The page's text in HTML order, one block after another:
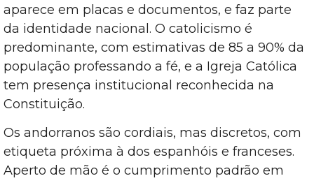
aparece em placas e documentos, e faz parte
da identidade nacional. O catolicismo é
predominante, com estimativas de 85 a 90% da
população professando a fé, e a Igreja Católica
tem presença institucional reconhecida na
Constituição.
Os andorranos são cordiais, mas discretos, com
etiqueta próxima à dos espanhóis e franceses.
Aperto de mão é o cumprimento padrão em